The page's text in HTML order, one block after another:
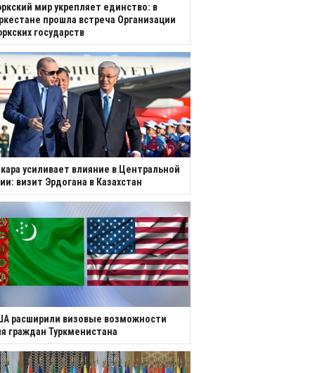
мир укрепляет единство: в
прошла встреча Организации
государств
усиливает влияние в Центральной
визит Эрдогана в Казахстан
расширили визовые возможности
граждан Туркменистана